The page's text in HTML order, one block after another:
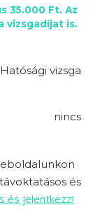
35.000 Ft. Az
vizsgadíjat is.
Hatósági vizsga
nincs
és
és jelentkezz!